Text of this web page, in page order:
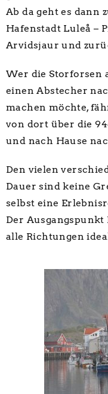
Ab da geht es dann
Hafenstadt Luleå –
Arvidsjaur und
Wer die Storforsen
einen Abstecher
machen möchte,
von dort über die
und nach Hause
Den vielen
Dauer sind keine
selbst eine
Der
alle Richtungen